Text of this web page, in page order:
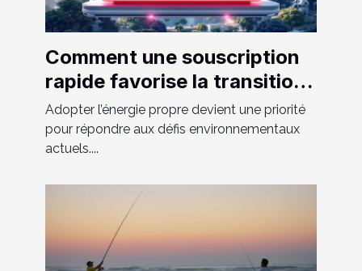
Comment une souscription
rapide favorise la transition
vers une énergie propre
Adopter l’énergie propre devient une priorité
pour répondre aux défis environnementaux
actuels....